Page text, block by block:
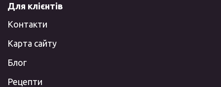
Для клієнтів
Контакти
Карта сайту
Блог
Рецепти